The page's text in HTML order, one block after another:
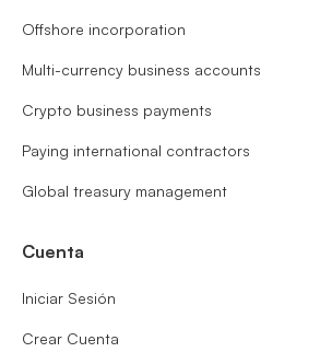
Offshore incorporation
Multi-currency business accounts
Crypto business payments
Paying international contractors
Global treasury management
Cuenta
Iniciar Sesión
Crear Cuenta